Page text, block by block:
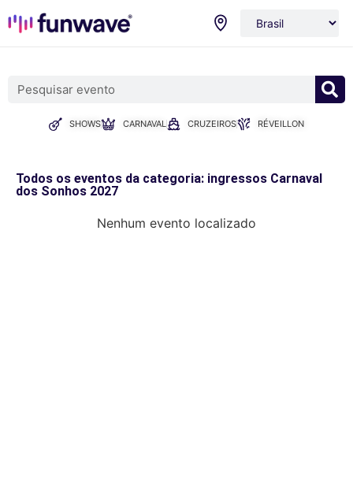
SHOWS CARNAVAL CRUZEIROS RÉVEILLON
Todos os eventos da categoria: ingressos Carnaval
dos Sonhos 2027
Nenhum evento localizado